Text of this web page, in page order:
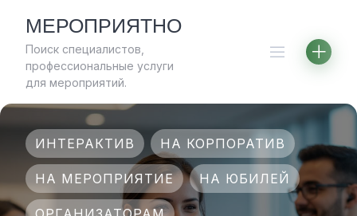
content
МЕРОПРИЯТНО
Поиск специалистов,
профессиональные услуги
для мероприятий.
ИНТЕРАКТИВ НА КОРПОРАТИВ
НА МЕРОПРИЯТИЕ НА ЮБИЛЕЙ